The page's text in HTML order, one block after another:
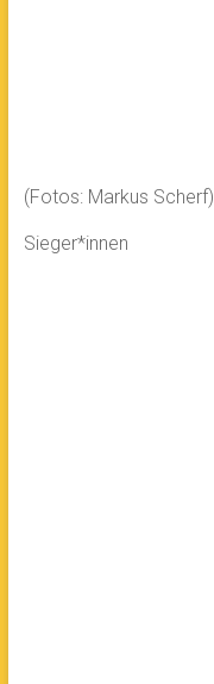
(Fotos: Markus Scherf)
Sieger*innen